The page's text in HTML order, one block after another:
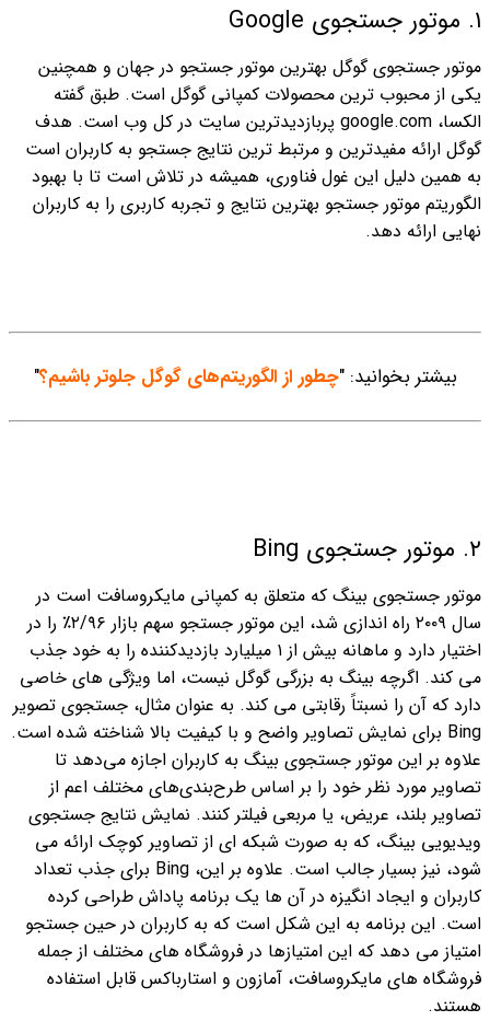
۱. موتور جستجوی Google
موتور جستجوی گوگل بهترین موتور جستجو در جهان و همچنین
یکی از محبوب ترین محصولات کمپانی گوگل است. طبق گفته
الکسا، google.com پربازدیدترین سایت در کل وب است. هدف
گوگل ارائه مفیدترین و مرتبط ترین نتایج جستجو به کاربران است
به همین دلیل این غول فناوری، همیشه در تلاش است تا با بهبود
الگوریتم موتور جستجو بهترین نتایج و تجربه کاربری را به کاربران
نهایی ارائه دهد.
بیشتر بخوانید: "چطور از الگوریتم‌های گوگل جلوتر باشیم؟"
۲. موتور جستجوی Bing
موتور جستجوی بینگ که متعلق به کمپانی مایکروسافت است در
سال ۲۰۰۹ راه اندازی شد، این موتور جستجو سهم بازار ۲/۹۶٪ را در
اختیار دارد و ماهانه بیش از ۱ میلیارد بازدیدکننده را به خود جذب
می کند. اگرچه بینگ به بزرگی گوگل نیست، اما ویژگی های خاصی
دارد که آن را نسبتاً رقابتی می کند. به عنوان مثال، جستجوی تصویر
Bing برای نمایش تصاویر واضح و با کیفیت بالا شناخته شده است.
علاوه بر این موتور جستجوی بینگ به کاربران اجازه می‌دهد تا
تصاویر مورد نظر خود را بر اساس طرح‌بندی‌های مختلف اعم از
تصاویر بلند، عریض، یا مربعی فیلتر کنند. نمایش نتایج جستجوی
ویدیویی بینگ، که به صورت شبکه ای از تصاویر کوچک ارائه می
شود، نیز بسیار جالب است.
علاوه بر این، Bing برای جذب تعداد
کاربران و ایجاد انگیزه در آن ها یک برنامه پاداش طراحی کرده
است. این برنامه به این شکل است که به کاربران در حین جستجو
امتیاز می دهد که این امتیازها در فروشگاه های مختلف از جمله
فروشگاه های مایکروسافت، آمازون و استارباکس قابل استفاده
هستند.